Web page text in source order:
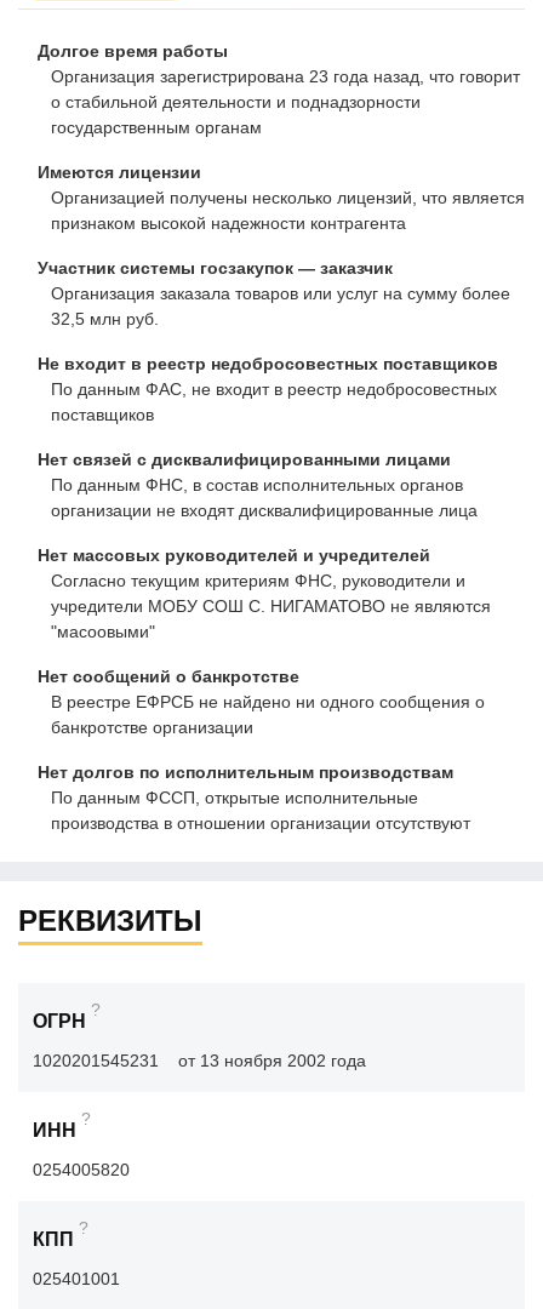
Долгое время работы
Организация зарегистрирована 23 года назад, что говорит
о стабильной деятельности и поднадзорности
государственным органам
Имеются лицензии
Организацией получены несколько лицензий, что является
признаком высокой надежности контрагента
Участник системы госзакупок — заказчик
Организация заказала товаров или услуг на сумму более
32,5 млн руб.
Не входит в реестр недобросовестных поставщиков
По данным ФАС, не входит в реестр недобросовестных
поставщиков
Нет связей с дисквалифицированными лицами
По данным ФНС, в состав исполнительных органов
организации не входят дисквалифицированные лица
Нет массовых руководителей и учредителей
Согласно текущим критериям ФНС, руководители и
учредители МОБУ СОШ С. НИГАМАТОВО не являются
"масоовыми"
Нет сообщений о банкротстве
В реестре ЕФРСБ не найдено ни одного сообщения о
банкротстве организации
Нет долгов по исполнительным производствам
По данным ФССП, открытые исполнительные
производства в отношении организации отсутствуют
РЕКВИЗИТЫ
ОГРН
?
1020201545231 от 13 ноября 2002 года
ИНН
?
0254005820
КПП
?
025401001